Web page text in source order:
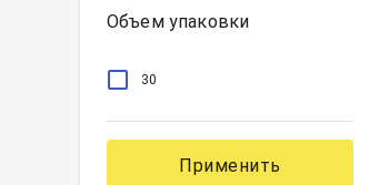
Объем упаковки
30
Применить